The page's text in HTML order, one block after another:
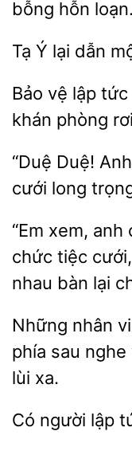
bỗng
loạn.
Tạ Ý lại
Bảo vệ lập tức
khán phòng
Duệ! Anh
cưới long
“Em anh
chức tiệc
nhau bàn lại
Những nhân
sau
lùi xa.
người